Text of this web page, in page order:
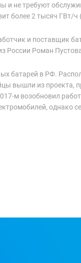
и не требуют
более 2 тысяч ГВт/ч
и поставщик
России Роман
батарей в РФ.
вышли из проекта,
м возобновил
однако